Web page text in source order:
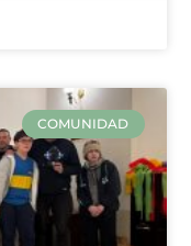
COMUNIDAD